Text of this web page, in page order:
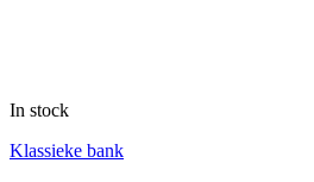
In stock
Klassieke bank